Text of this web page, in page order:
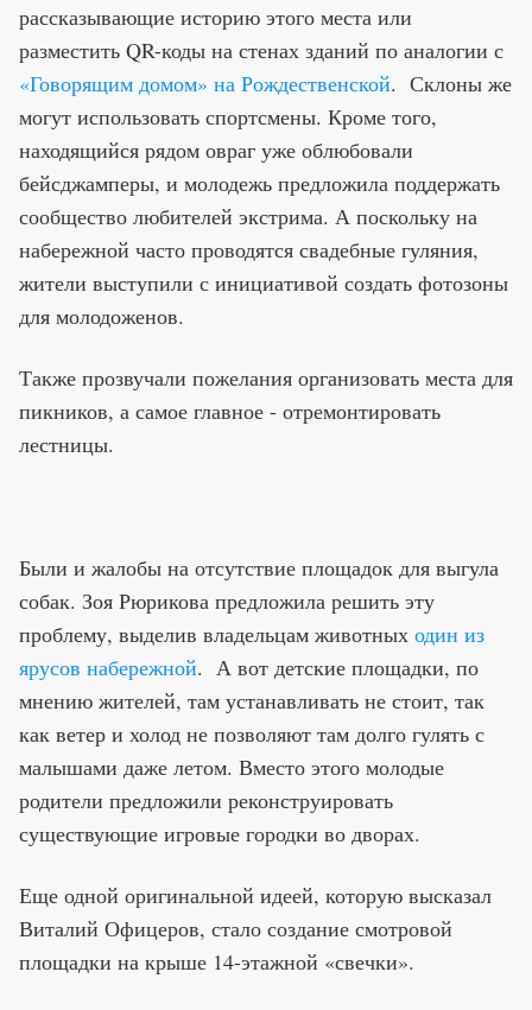
рассказывающие историю этого места или
разместить QR-коды на стенах зданий по аналогии с
«Говорящим домом» на Рождественской. Склоны же
могут использовать спортсмены. Кроме того,
находящийся рядом овраг уже облюбовали
бейсджамперы, и молодежь предложила поддержать
сообщество любителей экстрима. А поскольку на
набережной часто проводятся свадебные гуляния,
жители выступили с инициативой создать фотозоны
для молодоженов.
Также прозвучали пожелания организовать места для
пикников, а самое главное - отремонтировать
лестницы.
Были и жалобы на отсутствие площадок для выгула
собак. Зоя Рюрикова предложила решить эту
проблему, выделив владельцам животных один из
ярусов набережной. А вот детские площадки, по
мнению жителей, там устанавливать не стоит, так
как ветер и холод не позволяют там долго гулять с
малышами даже летом. Вместо этого молодые
родители предложили реконструировать
существующие игровые городки во дворах.
Еще одной оригинальной идеей, которую высказал
Виталий Офицеров, стало создание смотровой
площадки на крыше 14-этажной «свечки».